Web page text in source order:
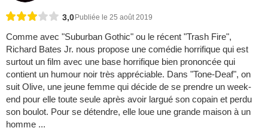
3,0 Publiée le 25 août 2019
Comme avec "Suburban Gothic" ou le récent "Trash Fire",
Richard Bates Jr. nous propose une comédie horrifique qui est
surtout un film avec une base horrifique bien prononcée qui
contient un humour noir très appréciable. Dans "Tone-Deaf", on
suit Olive, une jeune femme qui décide de se prendre un week-
end pour elle toute seule après avoir largué son copain et perdu
son boulot. Pour se détendre, elle loue une grande maison à un
homme ...